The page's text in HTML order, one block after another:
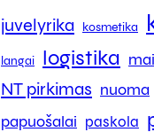
juvelyrika kosmetika
langai logistika
NT pirkimas nuoma
papuošalai paskola